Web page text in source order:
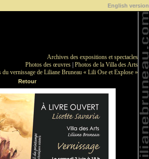
English version
Archives des expositions et spectacles
Photos des œuvres Photos de la Villa des Arts
du vernissage de Liliane Bruneau « Lili Ose et Explose »
Retour